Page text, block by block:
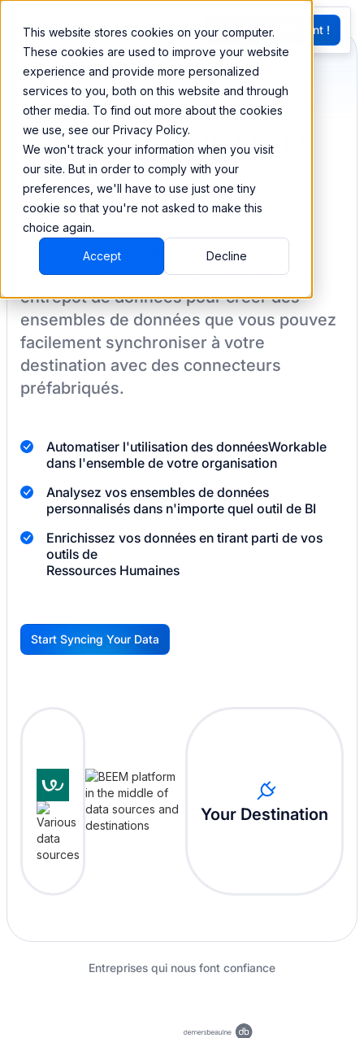
This website stores cookies on your computer.
These cookies are used to improve your website
experience and provide more personalized
services to you, both on this website and through
other media. To find out more about the cookies
we use, see our Privacy Policy.
We won't track your information when you visit
our site. But in order to comply with your
preferences, we'll have to use just one tiny
cookie so that you're not asked to make this
choice again.
Accept Decline
EN
G
Essayez Maintenant !
Synchronisez et
combinez vos données
de Workable
BEEM vous permet de charger vos
données à partir deWorkabledans un
entrepôt de données pour créer des
ensembles de données que vous pouvez
facilement synchroniser à votre
destination avec des connecteurs
préfabriqués.
Automatiser l'utilisation des donnéesWorkable
dans l'ensemble de votre organisation
Analysez vos ensembles de données
personnalisés dans n'importe quel outil de BI
Enrichissez vos données en tirant parti de vos
outils de
Ressources Humaines
G
Start Syncing Your Data
Your Destination
Entreprises qui nous font confiance